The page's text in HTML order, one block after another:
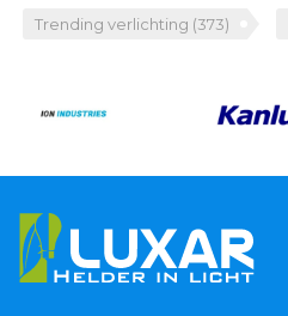
Trending verlichting (373)